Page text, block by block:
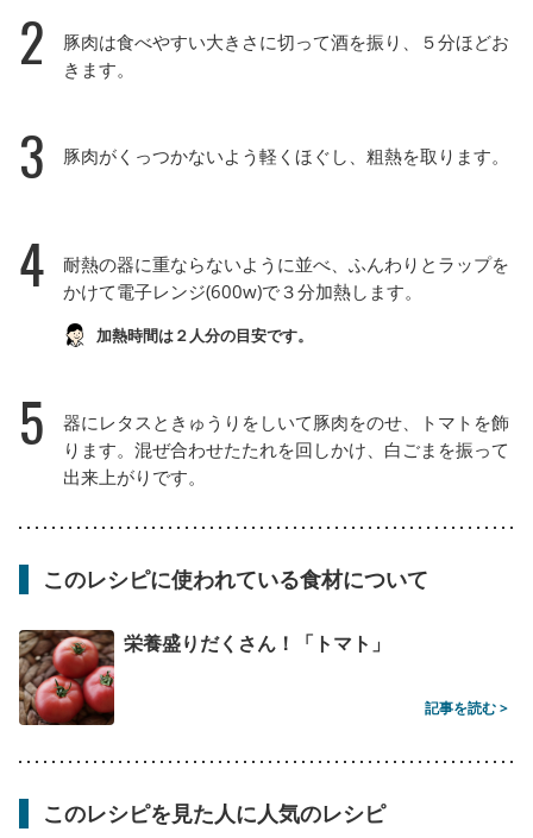
2
豚肉は食べやすい大きさに切って酒を振り、５分ほどお
きます。
3 豚肉がくっつかないよう軽くほぐし、粗熱を取ります。
4
耐熱の器に重ならないように並べ、ふんわりとラップを
かけて電子レンジ(600w)で３分加熱します。
加熱時間は２人分の目安です。
5
器にレタスときゅうりをしいて豚肉をのせ、トマトを飾
ります。混ぜ合わせたたれを回しかけ、白ごまを振って
出来上がりです。
このレシピに使われている食材について
栄養盛りだくさん！「トマト」
記事を読む >
このレシピを見た人に人気のレシピ